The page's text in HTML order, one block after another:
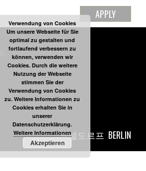
APPLY
뒤셀도르프 BERLIN
Verwendung von Cookies
Um unsere Webseite für Sie
optimal zu gestalten und
fortlaufend verbessern zu
können, verwenden wir
Cookies. Durch die weitere
Nutzung der Webseite
stimmen Sie der
Verwendung von Cookies
zu. Weitere Informationen zu
Cookies erhalten Sie in
unserer
Datenschutzerklärung.
Weitere Informationen
Akzeptieren